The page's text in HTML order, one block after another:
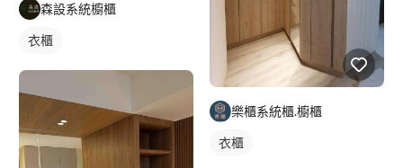
森設系統櫥櫃
衣櫃
樂櫃系統櫃.櫥櫃
衣櫃